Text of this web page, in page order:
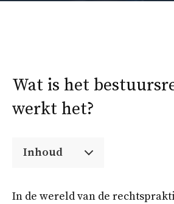
Wat is het
werkt het?
Inhoud
In de wereld van de